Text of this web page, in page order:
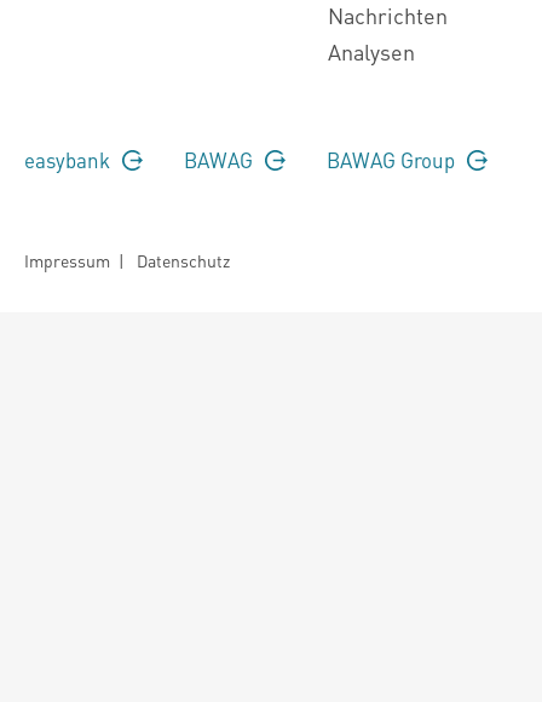
Nachrichten
Analysen
easybank BAWAG BAWAG Group
Impressum | Datenschutz